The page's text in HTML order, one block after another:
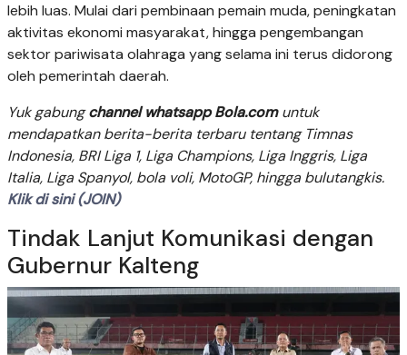
lebih luas. Mulai dari pembinaan pemain muda, peningkatan
aktivitas ekonomi masyarakat, hingga pengembangan
sektor pariwisata olahraga yang selama ini terus didorong
oleh pemerintah daerah.
Yuk gabungchannel whatsapp Bola.comuntuk
mendapatkan berita-berita terbaru tentang Timnas
Indonesia, BRI Liga 1, Liga Champions, Liga Inggris, Liga
Italia, Liga Spanyol, bola voli, MotoGP, hingga bulutangkis.
Klik di sini (JOIN)
Tindak Lanjut Komunikasi dengan
Gubernur Kalteng